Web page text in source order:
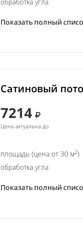
Показать полный
Сатиновый
7214
Цена актуальна до
площадь (цена от 30 м2)
обработка угла
Показать полный